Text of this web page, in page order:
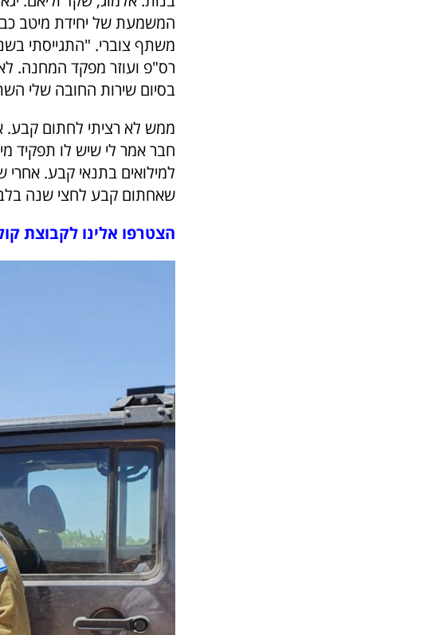
רס"פ ועוזר מפקד המחנה.
בסיום שירות החובה שלי
ממש לא רציתי לחתום קבע.
חבר אמר לי שיש לו תפקיד
למילואים בתנאי קבע.
שאחתום קבע לחצי שנה
הצטרפו אלינו לקבוצת